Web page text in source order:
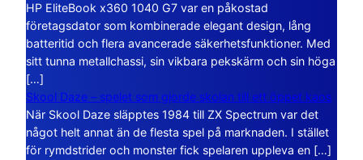
HP EliteBook x360 1040 G7 var en påkostad
företagsdator som kombinerade elegant design, lång
batteritid och flera avancerade säkerhetsfunktioner. Med
sitt tunna metallchassi, sin vikbara pekskärm och sin höga
[…]
Skool Daze – spelet som gjorde skolan till ett öppet kaos
När Skool Daze släpptes 1984 till ZX Spectrum var det
något helt annat än de flesta spel på marknaden. I stället
för rymdstrider och monster fick spelaren uppleva en […]